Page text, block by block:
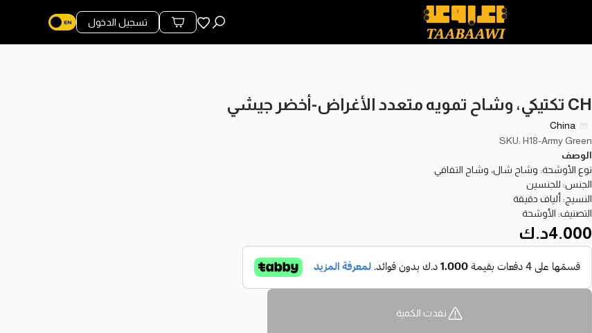
المفضلة
محتويات السلة
تسجيل الدخول
CH تكتيكي، وشاح تمويه متعدد الأغراض-أخضر جيشي
China
SKU: H18-Army Green
الوصف
نوع الأوشحة: وشاح شال، وشاح التفافي
الجنس: للجنسين
النسيج: ألياف دقيقة
التصنيف: الأوشحة
4.000د.ك
نفدت الكمية